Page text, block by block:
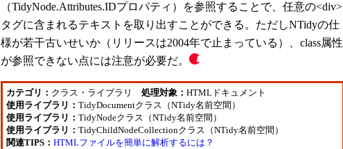
（TidyNode.Attributes.IDプロパティ）を参照することで、任意の<div>
タグに含まれるテキストを取り出すことができる。ただしNTidyの仕
様が若干古いせいか（リリースは2004年で止まっている）、class属性
が参照できない点には注意が必要だ。
カテゴリ： クラス・ライブラリ 処理対象： HTMLドキュメント
使用ライブラリ： TidyDocumentクラス（NTidy名前空間）
使用ライブラリ： TidyNodeクラス（NTidy名前空間）
使用ライブラリ： TidyChildNodeCollectionクラス（NTidy名前空間）
関連TIPS： HTMLファイルを簡単に解析するには？